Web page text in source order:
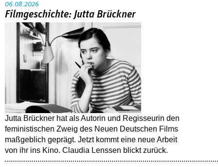
06.08.2026
Filmgeschichte: Jutta Brückner
Jutta Brückner hat als Autorin und Regisseurin den
feministischen Zweig des Neuen Deutschen Films
maßgeblich geprägt. Jetzt kommt eine neue Arbeit
von ihr ins Kino. Claudia Lenssen blickt zurück.